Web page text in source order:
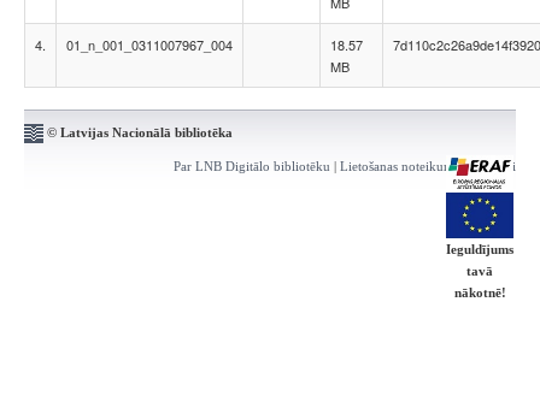
4. 01_n_001_0311007967_004
18.57
MB
© Latvijas Nacionālā bibliotēka
Par LNB Digitālo bibliotēku | Lietošanas noteikumi | Kontakti
Ieguldījums
tavā
nākotnē!